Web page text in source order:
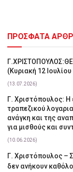
ΠΡΟΣΦΑΤΑ
(Κυριακή 12
(13.07.2026)
Γ. Χριστόπουλος:
τραπεζικού
ανάγκη και της
για μισθούς και
(10.06.2026)
Γ. Χριστόπουλος –
δεν ανήκουν